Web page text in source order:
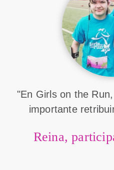
"En Girls on the
importante
Reina,